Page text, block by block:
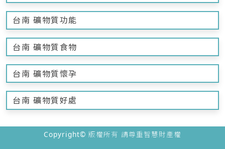
台南 礦物質功能
台南 礦物質食物
台南 礦物質懷孕
台南 礦物質好處
Copyright© 版權所有 請尊重智慧財產權